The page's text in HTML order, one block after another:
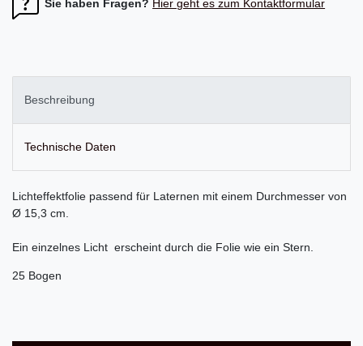
Sie haben Fragen? Hier geht es zum Kontaktformular
Beschreibung
Technische Daten
Lichteffektfolie passend für Laternen mit einem Durchmesser von
Ø 15,3 cm.
Ein einzelnes Licht erscheint durch die Folie wie ein Stern.
25 Bogen